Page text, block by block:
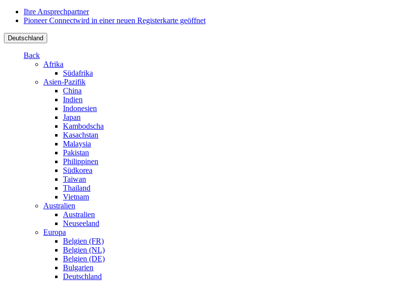
Ihre Ansprechpartner
Pioneer Connectwird in einer neuen Registerkarte geöffnet
Deutschland
Back
Afrika
Südafrika
Asien-Pazifik
China
Indien
Indonesien
Japan
Kambodscha
Kasachstan
Malaysia
Pakistan
Philippinen
Südkorea
Taiwan
Thailand
Vietnam
Australien
Australien
Neuseeland
Europa
Belgien (FR)
Belgien (NL)
Belgien (DE)
Bulgarien
Deutschland